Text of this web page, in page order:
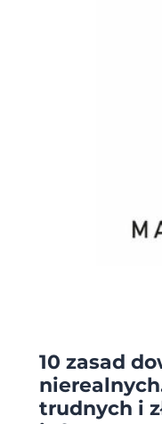
10 zasad
trudnych i